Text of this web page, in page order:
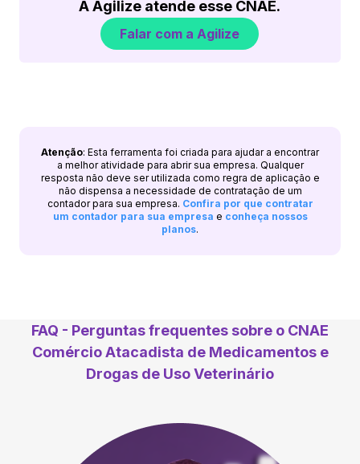
A Agilize atende esse CNAE.
Falar com a Agilize
Atenção: Esta ferramenta foi criada para ajudar a encontrar
a melhor atividade para abrir sua empresa. Qualquer
resposta não deve ser utilizada como regra de aplicação e
não dispensa a necessidade de contratação de um
contador para sua empresa. Confira por que contratar
um contador para sua empresa e conheça nossos
planos.
FAQ - Perguntas frequentes sobre o CNAE
Comércio Atacadista de Medicamentos e
Drogas de Uso Veterinário